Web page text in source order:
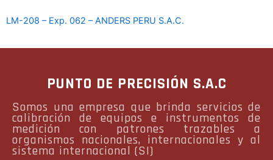
LM-208 – Exp. 062 – ANDERS PERU S.A.C.
PUNTO DE PRECISIÓN S.A.C
Somos una empresa que brinda servicios de
calibración de equipos e instrumentos de
medición con patrones trazables a
organismos nacionales, internacionales y al
sistema internacional (SI)